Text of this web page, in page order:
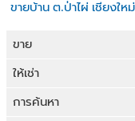
ขายบ้าน ต.ป่าไผ่ เชียงใหม่
ขาย
ขายที่ดิน
ขายบ้าน
ให้เช่า
ให้เช่าที่ดิน
การค้นหา